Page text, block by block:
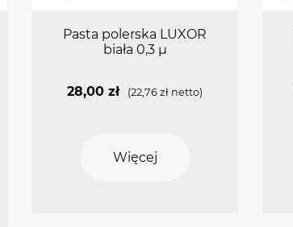
Pasta polerska LUXOR
biała 0,3 µ
28,00zł (22,76zł netto)
Więcej